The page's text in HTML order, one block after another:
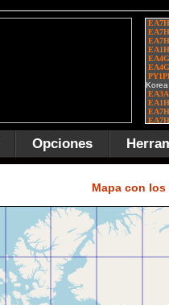
Opciones
Mapa con los
ER FR GR